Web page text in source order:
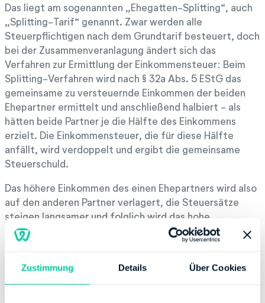
Zustimmung Details Über Cookies
Das liegt am sogenannten „Ehegatten-Splitting“, auch
„Splitting-Tarif“ genannt. Zwar werden alle
Steuerpflichtigen nach dem Grundtarif besteuert, doch
bei der Zusammenveranlagung ändert sich das
Verfahren zur Ermittlung der Einkommensteuer: Beim
Splitting-Verfahren wird nach § 32a Abs. 5 EStG das
gemeinsame zu versteuernde Einkommen der beiden
Ehepartner ermittelt und anschließend halbiert - als
hätten beide Partner je die Hälfte des Einkommens
erzielt. Die Einkommensteuer, die für diese Hälfte
anfällt, wird verdoppelt und ergibt die gemeinsame
Steuerschuld.
Das höhere Einkommen des einen Ehepartners wird also
auf den anderen Partner verlagert, die Steuersätze
steigen langsamer und folglich wird das hohe
Einkommen niedriger besteuert. Deshalb bietet das
Ehegattensplitting besonders Partnern mit
Wenn beide gleich viel verdienen, macht das Splitting-
Verfahren keinen Unterschied mehr zur